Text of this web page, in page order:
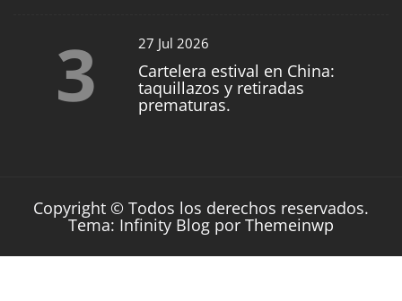
3 27 Jul 2026
Cartelera estival en China:
taquillazos y retiradas
prematuras.
Copyright © Todos los derechos reservados.
Tema: Infinity Blog por Themeinwp